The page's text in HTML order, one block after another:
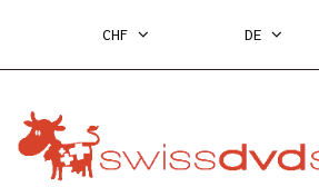
CHF DE